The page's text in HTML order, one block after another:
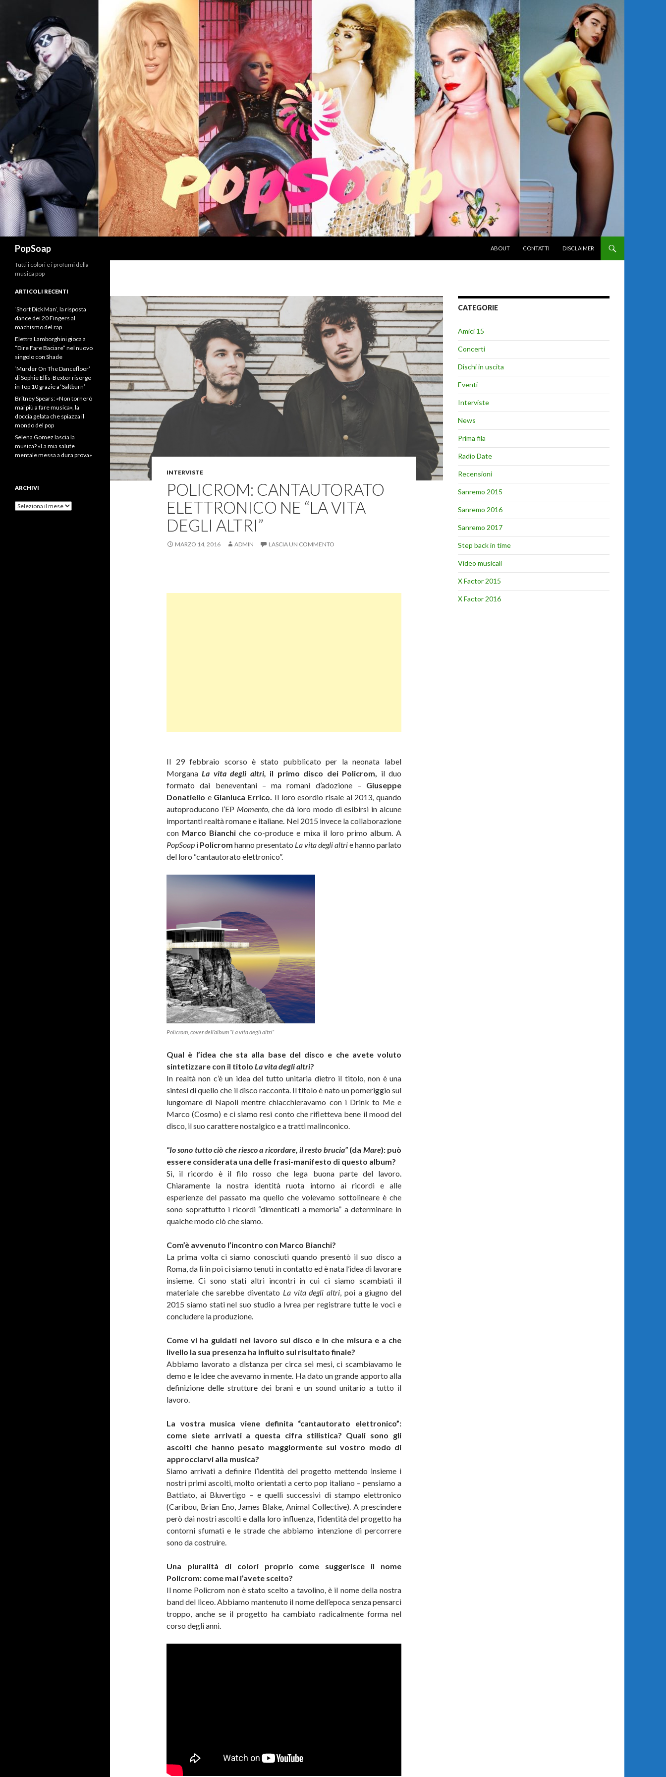
PopSoap
ABOUT
CONTATTI DISCLAIMER
INTERVISTE
POLICROM: CANTAUTORATO
ELETTRONICO NE “LA VITA
DEGLI ALTRI”
MARZO 14, 2016 ADMIN LASCIA UN COMMENTO
Il 29 febbraio scorso è stato pubblicato per la neonata label
MorganaLa vita degli altri, il primo disco dei Policrom, il duo
formato dai beneventani – ma romani d’adozione – Giuseppe
Donatiello e Gianluca Errico. Il loro esordio risale al 2013, quando
autoproducono l’EP Momento,che dà loro modo di esibirsi in alcune
importanti realtà romane e italiane. Nel 2015 invece la collaborazione
con Marco Bianchiche co-produce e mixa il loro primo album. A
PopSoap i Policrom hanno presentato La vita degli altrie hanno parlato
del loro “cantautorato elettronico”.
Policrom, cover dell’album “La vita degli altri”
Qual è l’idea che sta alla base del disco e che avete voluto
sintetizzare con il titolo La vita degli altri?
In realtà non c’è un idea del tutto unitaria dietro il titolo, non è una
sintesi di quello che il disco racconta. Il titolo è nato un pomeriggio sul
lungomare di Napoli mentre chiacchieravamo con i Drink to Me e
Marco (Cosmo) e ci siamo resi conto che rifletteva bene il mood del
disco, il suo carattere nostalgico e a tratti malinconico.
“Io sono tutto ciò che riesco a ricordare, il resto brucia”(da Mare): può
essere considerata una delle frasi-manifesto di questo album?
Sì, il ricordo è il filo rosso che lega buona parte del lavoro.
Chiaramente la nostra identità ruota intorno ai ricordi e alle
esperienze del passato ma quello che volevamo sottolineare è che
sono soprattutto i ricordi “dimenticati a memoria” a determinare in
qualche modo ciò che siamo.
Com’è avvenuto l’incontro con Marco Bianchi?
La prima volta ci siamo conosciuti quando presentò il suo disco a
Roma, da lì in poi ci siamo tenuti in contatto ed è nata l’idea di lavorare
insieme. Ci sono stati altri incontri in cui ci siamo scambiati il
materiale che sarebbe diventato La vita degli altri, poi a giugno del
2015 siamo stati nel suo studio a Ivrea per registrare tutte le voci e
concludere la produzione.
Come vi ha guidati nel lavoro sul disco e in che misura e a che
livello la sua presenza ha influito sul risultato finale?
Abbiamo lavorato a distanza per circa sei mesi, ci scambiavamo le
demo e le idee che avevamo in mente. Ha dato un grande apporto alla
definizione delle strutture dei brani e un sound unitario a tutto il
lavoro.
La vostra musica viene definita “cantautorato elettronico”:
come siete arrivati a questa cifra stilistica? Quali sono gli
ascolti che hanno pesato maggiormente sul vostro modo di
approcciarvi alla musica?
Siamo arrivati a definire l’identità del progetto mettendo insieme i
nostri primi ascolti, molto orientati a certo pop italiano – pensiamo a
Battiato, ai Bluvertigo – e quelli successivi di stampo elettronico
(Caribou, Brian Eno, James Blake, Animal Collective). A prescindere
però dai nostri ascolti e dalla loro influenza, l’identità del progetto ha
contorni sfumati e le strade che abbiamo intenzione di percorrere
sono da costruire.
Una pluralità di colori proprio come suggerisce il nome
Policrom: come mai l’avete scelto?
Il nome Policrom non è stato scelto a tavolino, è il nome della nostra
band del liceo. Abbiamo mantenuto il nome dell’epoca senza pensarci
troppo, anche se il progetto ha cambiato radicalmente forma nel
corso degli anni.
CATEGORIE
Amici 15
Concerti
Dischi in uscita
Eventi
Interviste
News
Prima fila
Radio Date
Recensioni
Sanremo 2015
Sanremo 2016
Sanremo 2017
Step back in time
Video musicali
X Factor 2015
X Factor 2016
Tutti i colori e i profumi della
musica pop
ARTICOLI RECENTI
‘Short Dick Man’, la risposta
dance dei 20 Fingers al
machismo del rap
Elettra Lamborghini gioca a
“Dire Fare Baciare” nel nuovo
singolo con Shade
‘Murder On The Dancefloor’
di Sophie Ellis-Bextor risorge
in Top 10 grazie a ‘Saltburn’
Britney Spears: «Non tornerò
mai più a fare musica», la
doccia gelata che spiazza il
mondo del pop
Selena Gomez lascia la
musica? «La mia salute
mentale messa a dura prova»
ARCHIVI
Archivi